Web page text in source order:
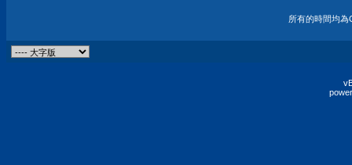
所有的時間均為